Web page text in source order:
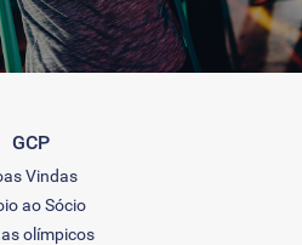
GCP
Vindas
ao Sócio
olímpicos